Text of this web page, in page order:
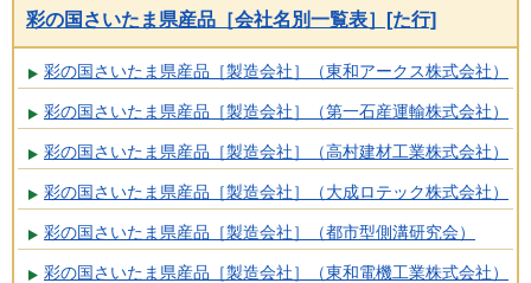
彩の国さいたま県産品［会社名別一覧表］[た行]
彩の国さいたま県産品［製造会社］（東和アークス株式会社）
彩の国さいたま県産品［製造会社］（第一石産運輸株式会社）
彩の国さいたま県産品［製造会社］（高村建材工業株式会社）
彩の国さいたま県産品［製造会社］（大成ロテック株式会社）
彩の国さいたま県産品［製造会社］（都市型側溝研究会）
彩の国さいたま県産品［製造会社］（東和電機工業株式会社）